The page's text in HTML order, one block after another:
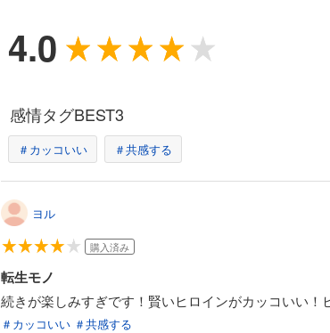
4.0
感情タグBEST3
＃カッコいい ＃共感する
ヨル
購入済み
転生モノ
続きが楽しみすぎです！賢いヒロインがカッコいい
＃カッコいい ＃共感する